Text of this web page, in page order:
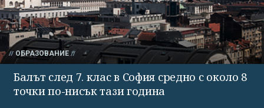
ОБРАЗОВАНИЕ
Балът след 7. клас в София средно с около 8
точки по-нисък тази година